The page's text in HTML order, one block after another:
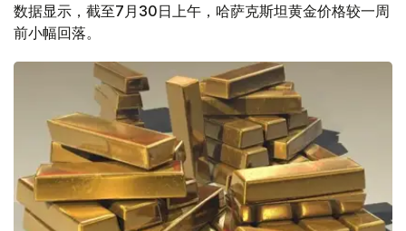
数据显示，截至7月30日上午，哈萨克斯坦黄金价格较一周
前小幅回落。